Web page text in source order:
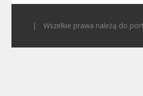
| Wszelkie prawa należą do